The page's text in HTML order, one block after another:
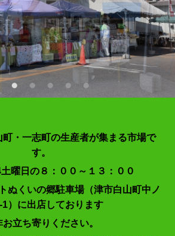
・一志町の生産者が集まる市場で
す。
曜日の８：００～１３：００
ぬくいの郷駐車場（津市白山町中ノ
） に出店しております
お立ち寄りください。